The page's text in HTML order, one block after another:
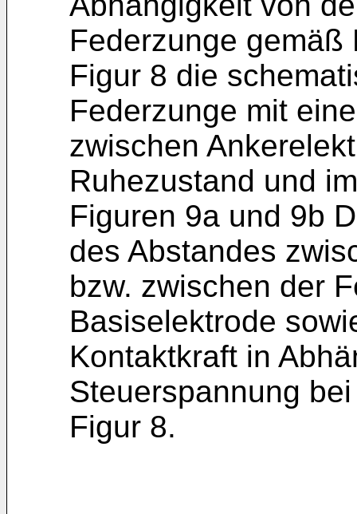
Federzunge gemäß
Figur 8 die
Federzunge mit
zwischen
Ruhezustand und
Figuren 9a und 9b
des Abstandes
bzw. zwischen der
Basiselektrode
Kontaktkraft in
Steuerspannung
Figur 8.